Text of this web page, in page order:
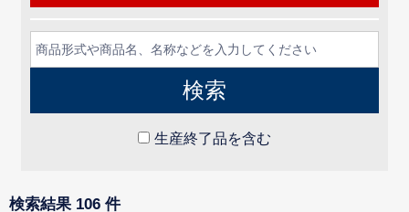
生産終了品を含む
検索結果 106 件